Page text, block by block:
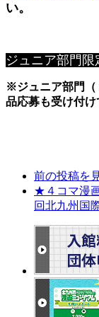
い。
ジュニア部門限
※ジュニア部門（
品応募も受け付け
前の投稿を
★４コマ漫
回北九州国